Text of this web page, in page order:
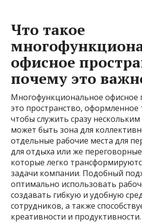
Что такое
офисное
почему это
Многофункциональное офисное
это пространство, оформленное
чтобы служить сразу
может быть зона для
отдельные рабочие места для
для отдыха или же
которые легко
задачи компании. Подобный
оптимально использовать
создавать гибкую и удобную
сотрудников, а также
креативности и продуктивности.